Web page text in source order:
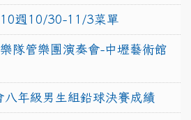
週10/30-11/3菜單
隊管樂團演奏會-中壢藝術館
年級男生組鉛球決賽成績